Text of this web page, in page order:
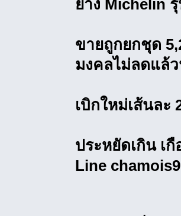
ยาง Michelin
ขายถูกยกชุด
มงคลไม่ลดแล้
เบิกใหม่เส้นละ
ประหยัดเกิน เ
Line